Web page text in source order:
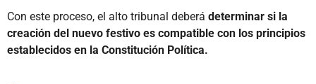
Con este proceso, el alto tribunal deberá determinar si la
creación del nuevo festivo es compatible con los principios
establecidos en la Constitución Política.